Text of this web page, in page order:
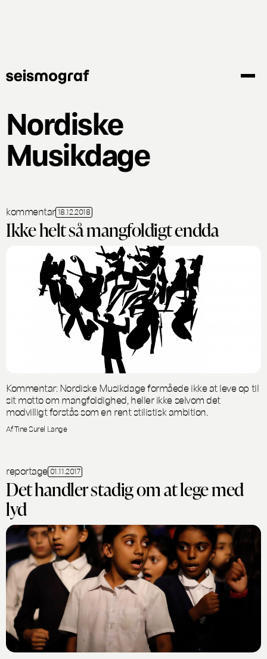
Nordiske
Musikdage
kommentar 18.12.2018
Ikke helt så mangfoldigt endda
Kommentar: Nordiske Musikdage formåede ikke at leve op til
sit motto om mangfoldighed, heller ikke selvom det
modvilligt forstås som en rent stilistisk ambition.
Af Tine Surel Lange
reportage 01.11.2017
Det handler stadig om at lege med
lyd